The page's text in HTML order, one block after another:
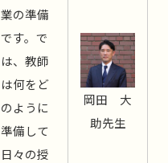
業の準備
です。で
は、教師
は何をど
のように
準備して
日々の授
岡田 大
助先生